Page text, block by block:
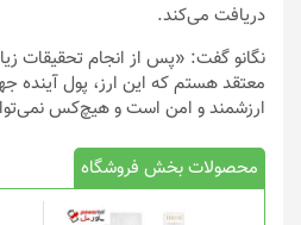
دریافت می‌کند.
نگانو گفت: «پس از انجام تحقیقات
معتقد هستم که این ارز، پول آینده
ارزشمند و امن است و هیچ‌کس
محصولات بخش فروشگاه